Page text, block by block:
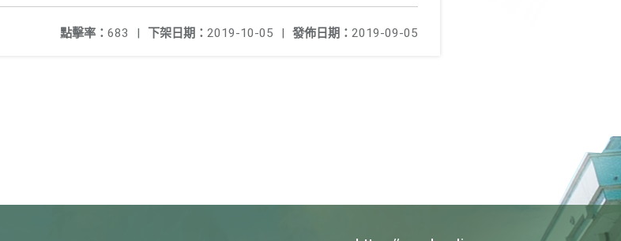
發佈日期： 2019-09-05
下架日期： 2019-10-05 |
點擊率： 683 |